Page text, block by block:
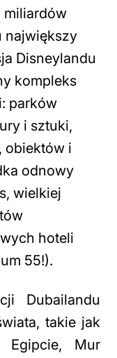
miliardów
największy
Disneylandu
kompleks
parków
i sztuki,
obiektów i
odnowy
wielkiej
hoteli
55!).
Dubailandu
takie jak
Mur